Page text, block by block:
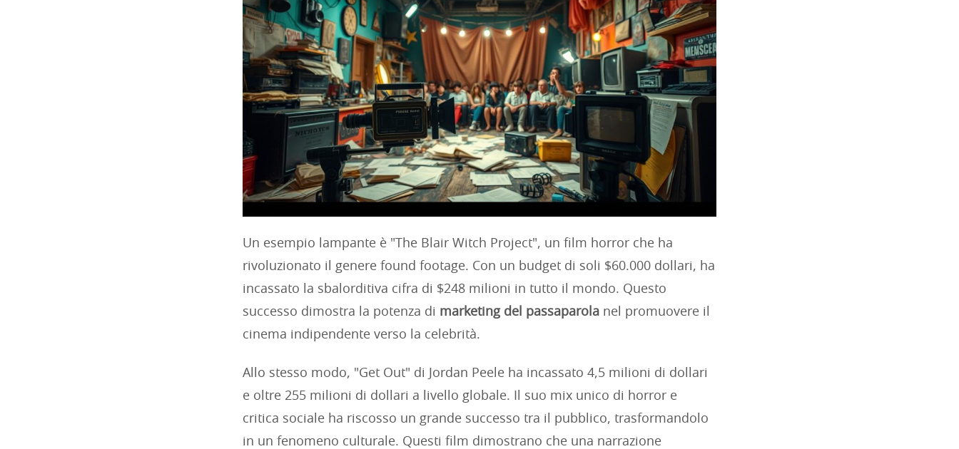
Un esempio lampante è "The Blair Witch Project", un film horror che ha
rivoluzionato il genere found footage. Con un budget di soli $60.000 dollari, ha
incassato la sbalorditiva cifra di $248 milioni in tutto il mondo. Questo
successo dimostra la potenza di marketing del passaparola nel promuovere il
cinema indipendente verso la celebrità.
Allo stesso modo, "Get Out" di Jordan Peele ha incassato 4,5 milioni di dollari
e oltre 255 milioni di dollari a livello globale. Il suo mix unico di horror e
critica sociale ha riscosso un grande successo tra il pubblico, trasformandolo
in un fenomeno culturale. Questi film dimostrano che una narrazione